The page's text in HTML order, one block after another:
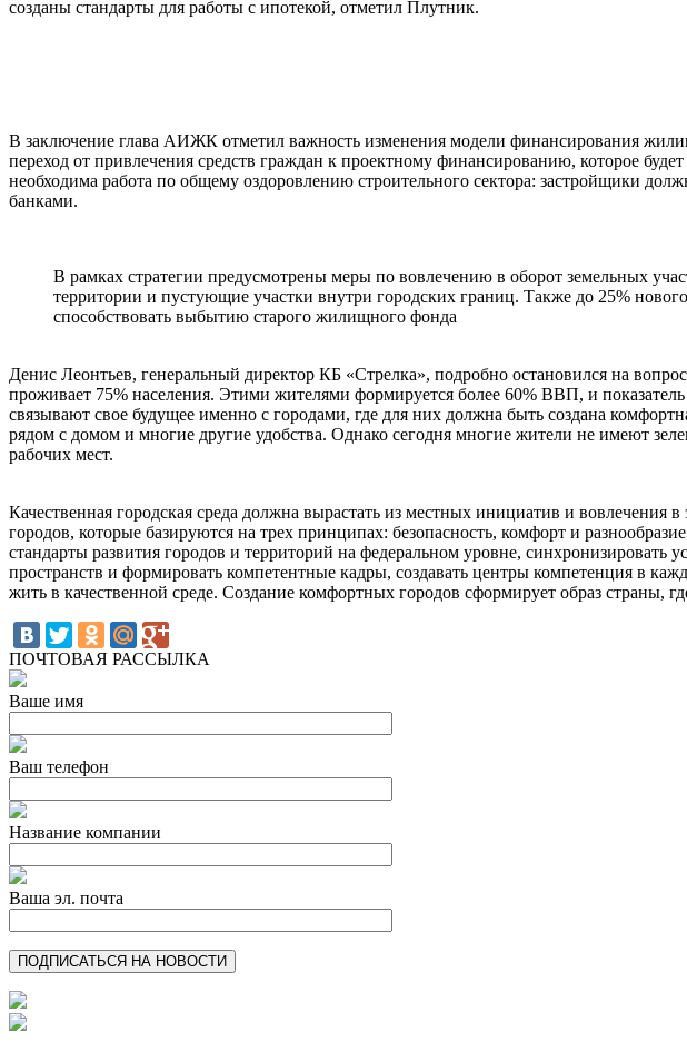
созданы стандарты для работы с ипотекой, отметил Плутник.
В заключение глава АИЖК отметил важность изменения модели финансирования
переход от привлечения средств граждан к проектному финансированию, которое
необходима работа по общему оздоровлению строительного сектора: застройщики
банками.
В рамках стратегии предусмотрены меры по вовлечению в оборот земельных
территории и пустующие участки внутри городских границ. Также до 25%
способствовать выбытию старого жилищного фонда
Денис Леонтьев, генеральный директор КБ «Стрелка», подробно остановился на
проживает 75% населения. Этими жителями формируется более 60% ВВП, и
связывают свое будущее именно с городами, где для них должна быть создана
рядом с домом и многие другие удобства. Однако сегодня многие жители не имеют
рабочих мест.
Качественная городская среда должна вырастать из местных инициатив и
городов, которые базируются на трех принципах: безопасность, комфорт и
стандарты развития городов и территорий на федеральном уровне,
пространств и формировать компетентные кадры, создавать центры компетенция в
жить в качественной среде. Создание комфортных городов сформирует образ страны,
ПОЧТОВАЯ РАССЫЛКА
Ваше имя
Ваш телефон
Название компании
Ваша эл. почта